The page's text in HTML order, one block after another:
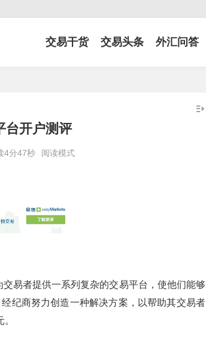
交易干货 交易头条 外汇问答
台开户测评
4分47秒 阅读模式
易者提供一系列复杂的交易平台，使他们能够
经纪商努力创造一种解决方案，以帮助其交易者